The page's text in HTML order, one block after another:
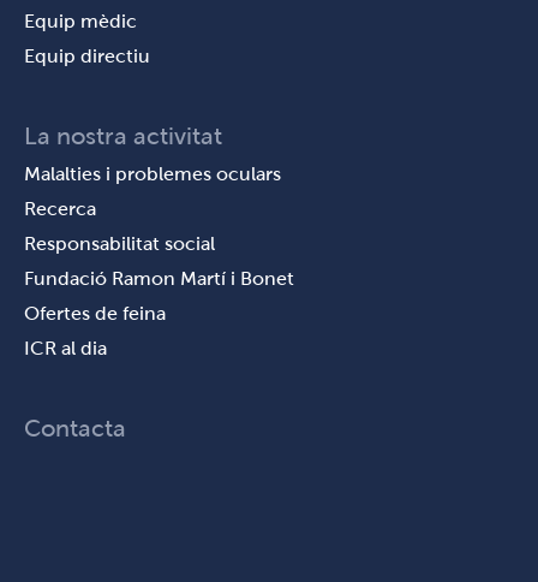
Equip mèdic
Equip directiu
La nostra activitat
Malalties i problemes oculars
Recerca
Responsabilitat social
Fundació Ramon Martí i Bonet
Ofertes de feina
ICR al dia
Contacta